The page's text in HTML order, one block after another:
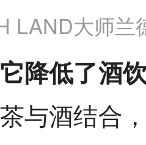
LAND大师兰
降低了酒
与酒结合